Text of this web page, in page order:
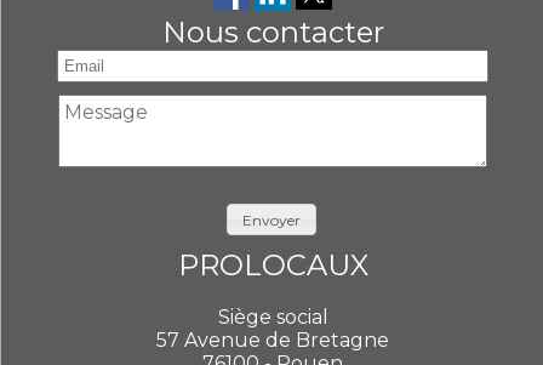
Nous contacter
Envoyer
PROLOCAUX
Siège social
57 Avenue de Bretagne